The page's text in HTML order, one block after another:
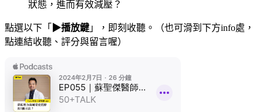
狀態，進而有效減壓？
點選以下「 ▶播放鍵 」，即刻收聽。（也可滑到下方info處，
點連結收聽、評分與留言喔）